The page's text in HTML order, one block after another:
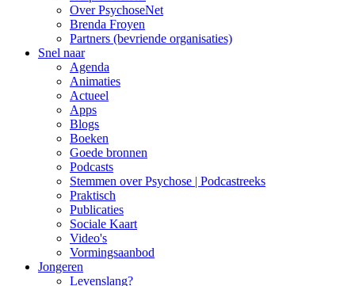
Over PsychoseNet
Brenda Froyen
Partners (bevriende organisaties)
Snel naar
Agenda
Animaties
Actueel
Apps
Blogs
Boeken
Goede bronnen
Podcasts
Stemmen over Psychose | Podcastreeks
Praktisch
Publicaties
Sociale Kaart
Video's
Vormingsaanbod
Jongeren
Levenslang?